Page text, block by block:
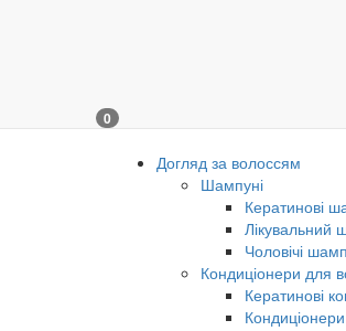
0
Догляд за волоссям
Шампуні
Кератинові
Лікувальний
Чоловічі
Кондиціонери для
Кератинові